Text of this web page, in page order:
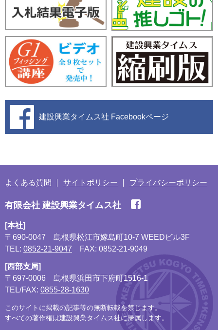
建設興業タイムス社 Facebookページ
よくある質問 サイトポリシー プライバシーポリシー
有限会社 建設興業タイムス社
[本社]
〒690-0047
島根県松江市嫁島町10-7 WEEDビル3F
TEL: 0852-21-9047 FAX: 0852-21-9049
[西部支局]
〒697-0006
島根県浜田市下府町1516-1
TEL/FAX: 0855-28-1630
このサイトに掲載の記事等の無断転載を禁じます。
すべての著作権は建設興業タイムス社に帰属します。